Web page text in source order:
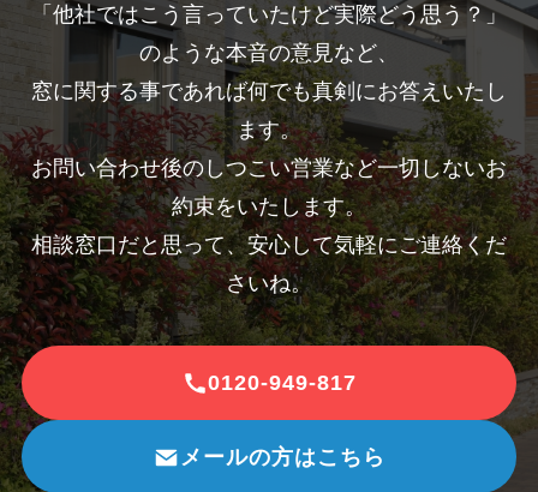
「他社ではこう言っていたけど実際どう思う？」
のような本音の意見など、
窓に関する事であれば何でも真剣にお答えいたし
ます。
お問い合わせ後のしつこい営業など一切しないお
約束をいたします。
相談窓口だと思って、安心して気軽にご連絡くだ
さいね。
0120-949-817
メールの方はこちら